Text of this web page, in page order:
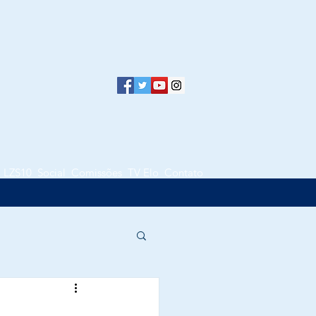
LZS10 Social Comissões TV Elo Contato